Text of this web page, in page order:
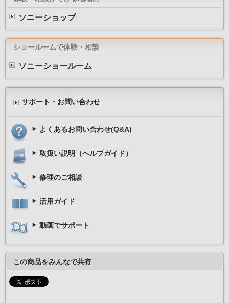
ソニーショップ
ショールームで体験・相談
ソニーショールーム
サポート・お問い合わせ
よくあるお問い合わせ(Q&A)
取扱い説明（ヘルプガイド）
修理のご相談
活用ガイド
動画でサポート
この商品をみんなで共有